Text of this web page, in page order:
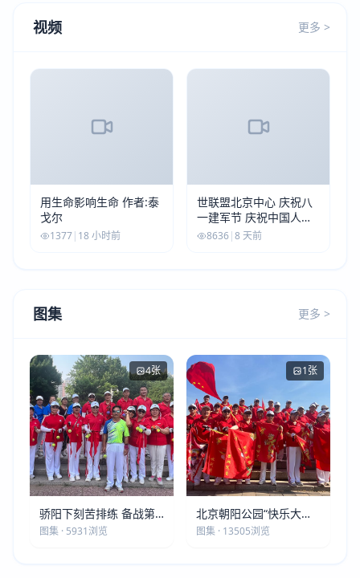
视频 更多 >
用生命影响生命 作者:泰
戈尔
1377| 18 小时前
世联盟北京中心 庆祝八
一建军节 庆祝中国人民
解放军建军99周年
8636|8 天前
图集 更多 >
4张
骄阳下刻苦排练 备战第
五届莫斯科世界大健康运
图集 · 5931浏览
1张
北京朝阳公园“快乐大本
营”建党105周年庆祝活动
图集 · 13505浏览